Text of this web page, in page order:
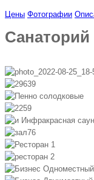
Цены Фотографии
Санаторий